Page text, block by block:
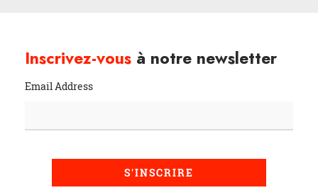
Inscrivez-vous à notre newsletter
Email Address